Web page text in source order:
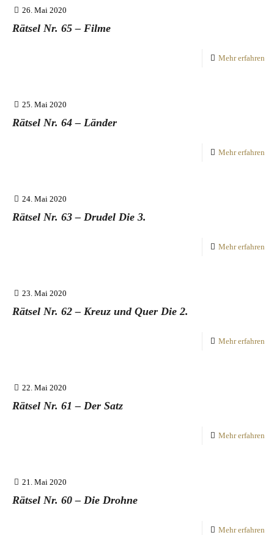
26. Mai 2020
Rätsel Nr. 65 – Filme
Mehr erfahren
25. Mai 2020
Rätsel Nr. 64 – Länder
Mehr erfahren
24. Mai 2020
Rätsel Nr. 63 – Drudel Die 3.
Mehr erfahren
23. Mai 2020
Rätsel Nr. 62 – Kreuz und Quer Die 2.
Mehr erfahren
22. Mai 2020
Rätsel Nr. 61 – Der Satz
Mehr erfahren
21. Mai 2020
Rätsel Nr. 60 – Die Drohne
Mehr erfahren